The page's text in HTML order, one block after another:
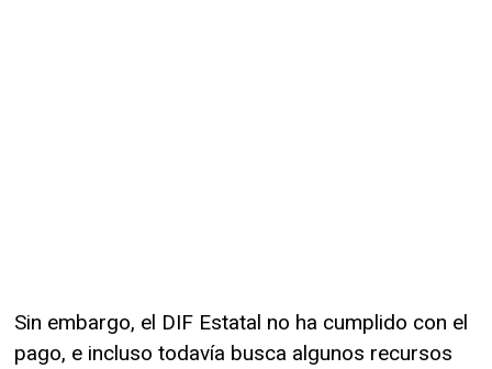
Sin embargo, el DIF Estatal no ha cumplido con el
pago, e incluso todavía busca algunos recursos